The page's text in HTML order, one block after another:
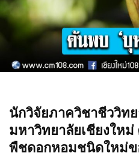
นักวิจัยภาควิชาชีววิท
มหาวิทยาลัยเชียงใหม่
พืชดอกหอมชนิดใหม่ข